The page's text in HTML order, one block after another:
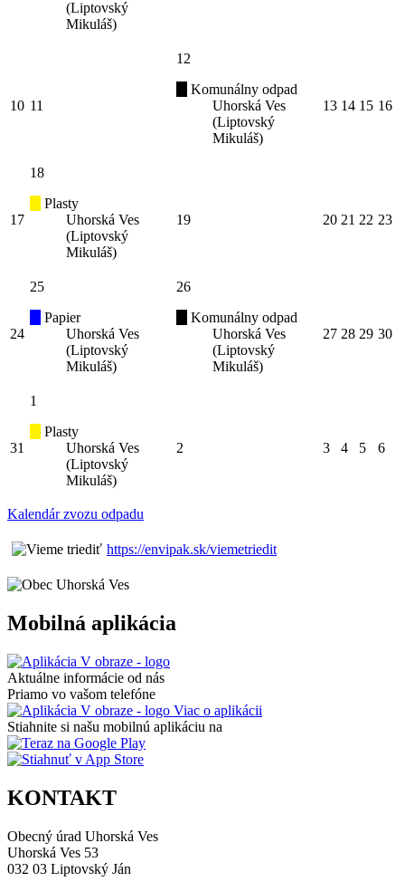
(Liptovský
Mikuláš)
10 11
12
Komunálny odpad
Uhorská Ves
(Liptovský
Mikuláš)
13 14 15 16
17
18
Plasty
Uhorská Ves
(Liptovský
Mikuláš)
19 20 21 22 23
24
25
Papier
Uhorská Ves
(Liptovský
Mikuláš)
26
Komunálny odpad
Uhorská Ves
(Liptovský
Mikuláš)
27 28 29 30
31
1
Plasty
Uhorská Ves
(Liptovský
Mikuláš)
2 3 4 5 6
Kalendár zvozu odpadu
https://envipak.sk/viemetriedit
Mobilná aplikácia
Aktuálne informácie od nás
Priamo vo vašom telefóne
Viac o aplikácii
Stiahnite si našu mobilnú aplikáciu na
KONTAKT
Obecný úrad Uhorská Ves
Uhorská Ves 53
032 03 Liptovský Ján